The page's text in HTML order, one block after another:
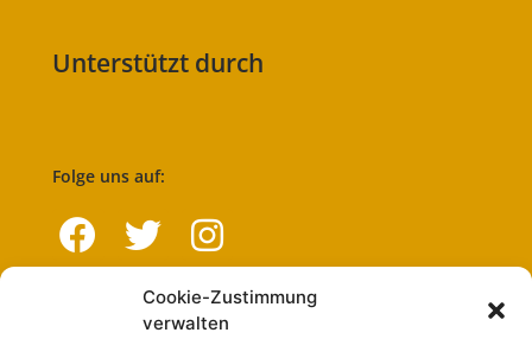
Cookie-Zustimmung
verwalten
Unterstützt durch
Folge uns auf:
Navigation